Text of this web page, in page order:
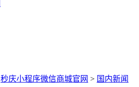
秒庆小程序微信商城官网 > 国内新闻